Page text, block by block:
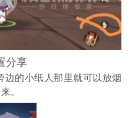
分享
的小纸人那里就可以放烟
。